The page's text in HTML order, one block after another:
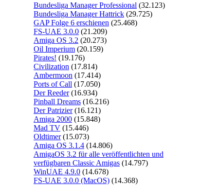
Bundesliga Manager Professional (32.123)
Bundesliga Manager Hattrick (29.725)
GAP Folge 6 erschienen (25.468)
FS-UAE 3.0.0 (21.209)
Amiga OS 3.2 (20.273)
Oil Imperium (20.159)
Pirates! (19.176)
Civilization (17.814)
Ambermoon (17.414)
Ports of Call (17.050)
Der Reeder (16.934)
Pinball Dreams (16.216)
Der Patrizier (16.121)
Amiga 2000 (15.848)
Mad TV (15.446)
Oldtimer (15.073)
Amiga OS 3.1.4 (14.806)
AmigaOS 3.2 für alle veröffentlichten und
verfügbaren Classic Amigas (14.797)
WinUAE 4.9.0 (14.678)
FS-UAE 3.0.0 (MacOS) (14.368)